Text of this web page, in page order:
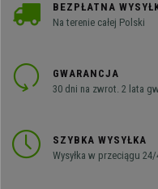
BEZPŁATNA
Na terenie całej Polski
GWARANCJA
30 dni na zwrot. 2 lata
SZYBKA WYSYŁKA
Wysyłka w przeciągu